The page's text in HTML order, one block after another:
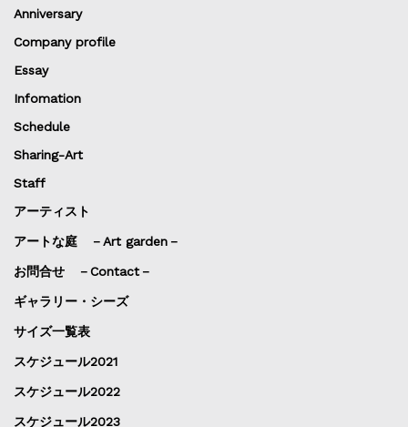
Anniversary
Company profile
Essay
Infomation
Schedule
Sharing-Art
Staff
アーティスト
アートな庭 －Art garden－
お問合せ －Contact－
ギャラリー・シーズ
サイズ一覧表
スケジュール2021
スケジュール2022
スケジュール2023